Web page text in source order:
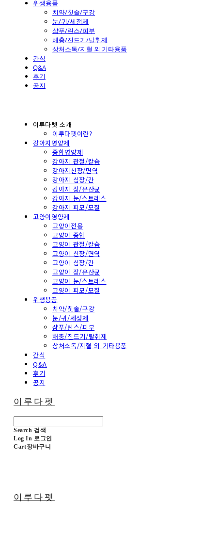
위생용품
치약/칫솔/구강
눈/귀/세정제
샴푸/린스/피부
해충/진드기/탈취제
상처소독/지혈 외 기타용품
간식
Q&A
후기
공지
이루다펫 소개
이루다펫이란?
강아지영양제
종합영양제
강아지 관절/칼슘
강아지신장/면역
강아지 심장/간
강아지 장/유산균
강아지 눈/스트레스
강아지 피모/모질
고양이영양제
고양이전용
고양이 종합
고양이 관절/칼슘
고양이 신장/면역
고양이 심장/간
고양이 장/유산균
고양이 눈/스트레스
고양이 피모/모질
위생용품
치약/칫솔/구강
눈/귀/세정제
샴푸/린스/피부
해충/진드기/탈취제
상처소독/지혈 외 기타용품
간식
Q&A
후기
공지
이루다펫
Search 검색
Log In 로그인
Cart장바구니
이루다펫